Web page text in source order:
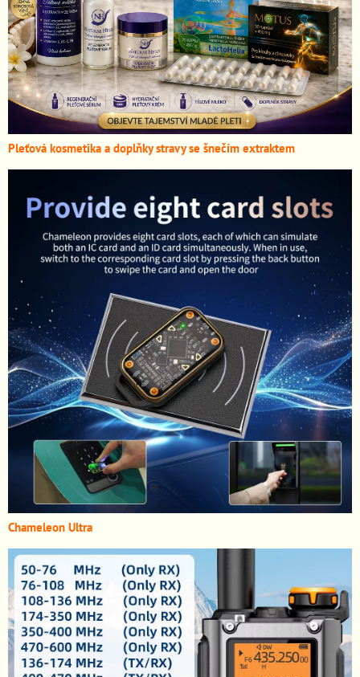
Pleťová kosmetika a doplňky stravy se šnečím extraktem
Chameleon Ultra